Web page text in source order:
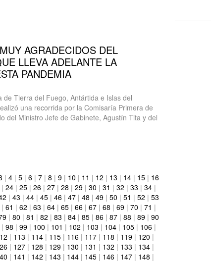
AGRADECIDOS DEL
LLEVA ADELANTE LA
PANDEMIA
Tierra del Fuego, Antártida e Islas del
una recorrida por la Comisaría Primera de
del Ministro Jefe de Gabinete, Agustín Tita y del
| 4| 5| 6| 7| 8 | 9| 10 | 11 | 12 | 13 | 14| 15| 16
| 24| 25| 26| 27| 28 | 29| 30 | 31 | 32 | 33 | 34|
| 43 | 44| 45| 46| 47| 48 | 49| 50 | 51 | 52 | 53
| 61 | 62 | 63 | 64| 65| 66| 67| 68 | 69| 70 | 71 |
| 80 | 81 | 82 | 83 | 84| 85| 86| 87| 88 | 89| 90
98 | 99| 100 | 101 | 102 | 103 | 104| 105| 106|
| 113 | 114| 115| 116| 117| 118 | 119| 120 |
| 127| 128 | 129| 130 | 131 | 132 | 133 | 134|
| 141 | 142 | 143 | 144| 145| 146| 147| 148 |